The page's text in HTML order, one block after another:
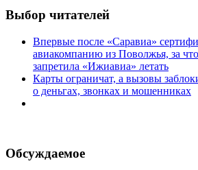
Выбор читателей
Впервые после «Саравиа»
авиакомпанию из Поволжья, за
запретила «Ижиавиа» летать
Карты ограничат, а вызовы
о деньгах, звонках и мошенниках
Обсуждаемое